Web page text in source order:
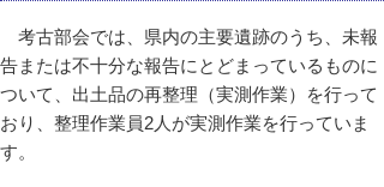
考古部会では、県内の主要遺跡のうち、未報
告または不十分な報告にとどまっているものに
ついて、出土品の再整理（実測作業）を行って
おり、整理作業員2人が実測作業を行っていま
す。